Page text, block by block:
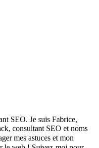
SEO. Je suis Fabrice,
consultant SEO et noms
mes astuces et mon